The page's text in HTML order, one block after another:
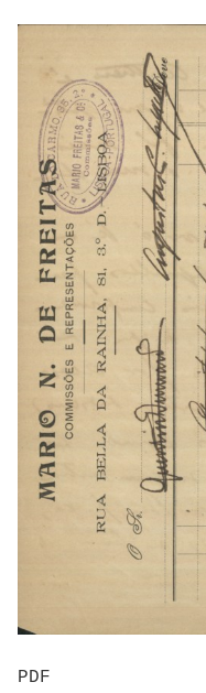
PDF